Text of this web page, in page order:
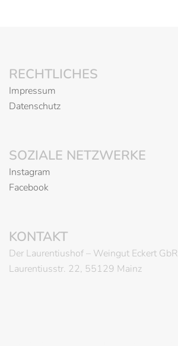
RECHTLICHES
Impressum
Datenschutz
SOZIALE NETZWERKE
Instagram
Facebook
KONTAKT
Der Laurentiushof – Weingut Eckert GbR
Laurentiusstr. 22, 55129 Mainz